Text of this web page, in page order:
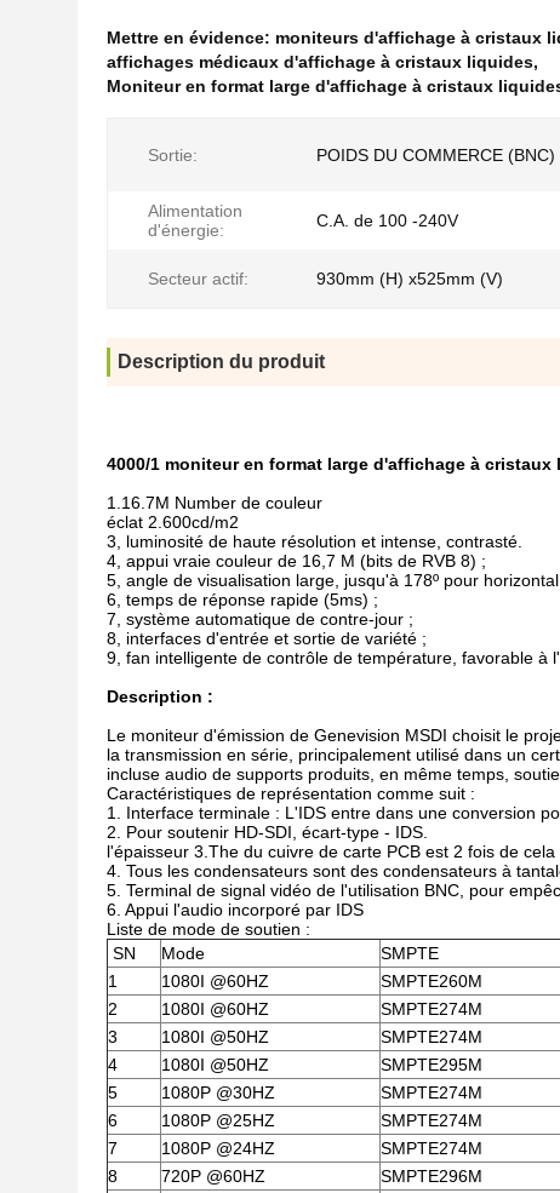
Mettre en évidence: moniteurs d'affichage à cristaux
affichages médicaux d'affichage à cristaux liquides,
Moniteur en format large d'affichage à cristaux
Sortie: POIDS DU COMMERCE (BNC)
Alimentation
d'énergie:
C.A. de 100 -240V
Secteur actif: 930mm (H) x525mm (V)
Description du produit
4000/1 moniteur en format large d'affichage à
1.16.7M Number de couleur
éclat 2.600cd/m2
3, luminosité de haute résolution et intense, contrasté.
4, appui vraie couleur de 16,7 M (bits de RVB 8) ;
5, angle de visualisation large, jusqu'à 178º pour
6, temps de réponse rapide (5ms) ;
7, système automatique de contre-jour ;
8, interfaces d'entrée et sortie de variété ;
9, fan intelligente de contrôle de température, favorable à
Description :
Le moniteur d'émission de Genevision MSDI choisit le
la transmission en série, principalement utilisé dans un
incluse audio de supports produits, en même temps,
Caractéristiques de représentation comme suit :
1. Interface terminale : L'IDS entre dans une conversion
2. Pour soutenir HD-SDI, écart-type - IDS.
l'épaisseur 3.The du cuivre de carte PCB est 2 fois de
4. Tous les condensateurs sont des condensateurs à
5. Terminal de signal vidéo de l'utilisation BNC, pour
6. Appui l'audio incorporé par IDS
Liste de mode de soutien :
SN
Mode SMPTE
1
1080I @60HZ SMPTE260M
2
1080I @60HZ SMPTE274M
3
1080I @50HZ SMPTE274M
4
1080I @50HZ SMPTE295M
5
1080P @30HZ SMPTE274M
6
1080P @25HZ SMPTE274M
7
1080P @24HZ SMPTE274M
8
720P @60HZ SMPTE296M